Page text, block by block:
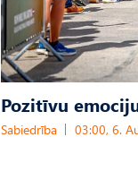
Pozitīvu
Sabiedrība 03:00, 6.